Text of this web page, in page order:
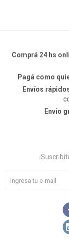
Comprá 24 hs
Pagá como
Envíos
Envío